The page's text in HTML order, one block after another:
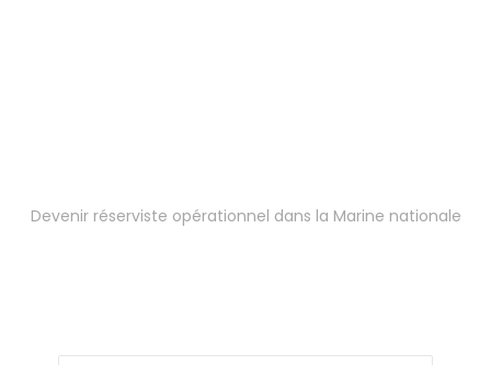
Devenir réserviste opérationnel dans la Marine nationale